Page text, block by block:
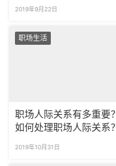
2019年9月22日
职场生活
职场人际关系有多重要？
如何处理职场人际关系？
2019年10月31日